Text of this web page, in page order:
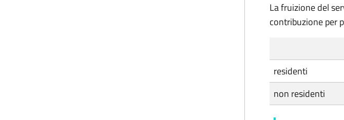
La fruizione del
contribuzione per
residenti
non residenti